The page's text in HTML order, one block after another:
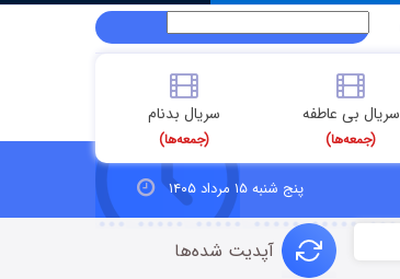
سریال بی عاطفه
(جمعه‌ها)
سریال بدنام
(جمعه‌ها)
پنج شنبه ۱۵ مرداد ۱۴۰۵
آپدیت شده‌ها